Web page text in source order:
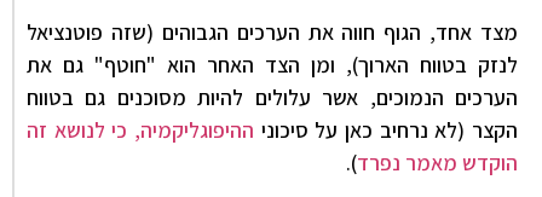
מצד אחד, הגוף חווה את הערכים הגבוהים (שזה פוטנציאל
לנזק בטווח הארוך), ומן הצד האחר הוא "חוטף" גם את
הערכים הנמוכים, אשר עלולים להיות מסוכנים גם בטווח
הקצר (לא נרחיב כאן על סיכוני ההיפוגליקמיה, כי לנושא זה
הוקדש מאמר נפרד).